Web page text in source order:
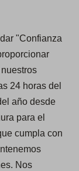
"Confianza
24 horas del
año desde
para el
cumpla con
Nos